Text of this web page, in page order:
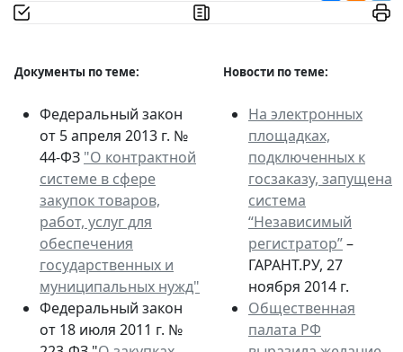
Документы по теме: Новости по теме:
Федеральный закон
от 5 апреля 2013 г. №
44-ФЗ "О контрактной
системе в сфере
закупок товаров,
работ, услуг для
обеспечения
государственных и
муниципальных нужд"
Федеральный закон
от 18 июля 2011 г. №
На электронных
площадках,
подключенных к
госзаказу, запущена
система
“Независимый
регистратор”–
ГАРАНТ.РУ, 27
ноября 2014 г.
Общественная
палата РФ